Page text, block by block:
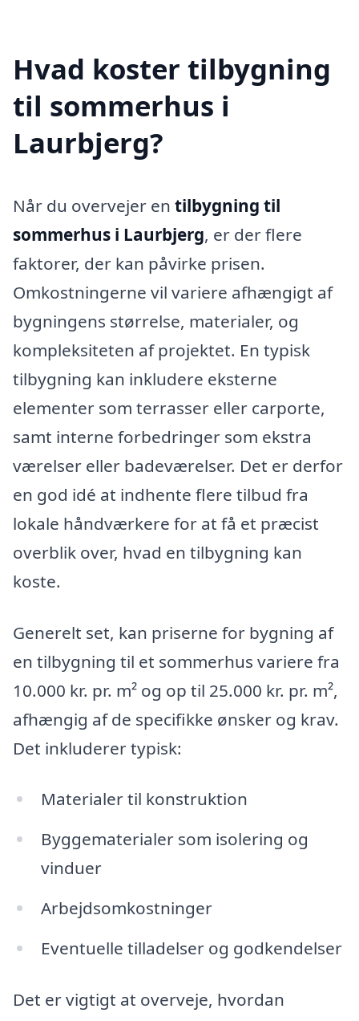
Hvad koster tilbygning
til sommerhus i
Laurbjerg?
Når du overvejer en tilbygning til
sommerhus i Laurbjerg, er der flere
faktorer, der kan påvirke prisen.
Omkostningerne vil variere afhængigt af
bygningens størrelse, materialer, og
kompleksiteten af projektet. En typisk
tilbygning kan inkludere eksterne
elementer som terrasser eller carporte,
samt interne forbedringer som ekstra
værelser eller badeværelser. Det er derfor
en god idé at indhente flere tilbud fra
lokale håndværkere for at få et præcist
overblik over, hvad en tilbygning kan
koste.
Generelt set, kan priserne for bygning af
en tilbygning til et sommerhus variere fra
10.000 kr. pr. m² og op til 25.000 kr. pr. m²,
afhængig af de specifikke ønsker og krav.
Det inkluderer typisk:
Materialer til konstruktion
Byggematerialer som isolering og
vinduer
Arbejdsomkostninger
Eventuelle tilladelser og godkendelser
Det er vigtigt at overveje, hvordan